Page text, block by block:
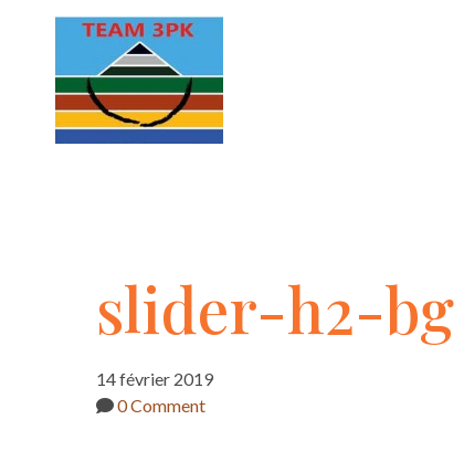
slider-
h2-
bg
slider-h2-bg
14 février 2019
0 Comment